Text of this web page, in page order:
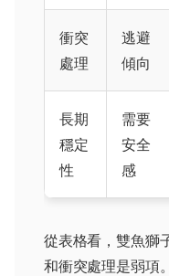
衝突
處理
逃避
傾向
長期
穩定
性
需要
安全
感
從表格看，雙魚獅
和衝突處理是弱項